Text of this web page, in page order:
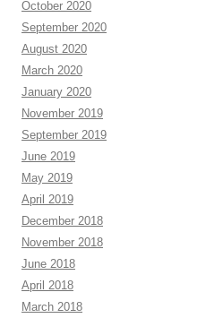
October 2020
September 2020
August 2020
March 2020
January 2020
November 2019
September 2019
June 2019
May 2019
April 2019
December 2018
November 2018
June 2018
April 2018
March 2018